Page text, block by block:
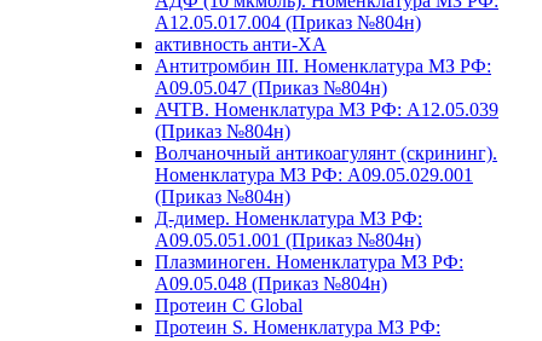
A12.05.017.004 (Приказ №804н)
активность анти-ХА
Антитромбин III. Номенклатура МЗ РФ:
A09.05.047 (Приказ №804н)
АЧТВ. Номенклатура МЗ РФ: A12.05.039
(Приказ №804н)
Волчаночный антикоагулянт (скрининг).
Номенклатура МЗ РФ: A09.05.029.001
(Приказ №804н)
Д-димер. Номенклатура МЗ РФ:
A09.05.051.001 (Приказ №804н)
Плазминоген. Номенклатура МЗ РФ:
A09.05.048 (Приказ №804н)
Протеин C Global
Протеин S. Номенклатура МЗ РФ: